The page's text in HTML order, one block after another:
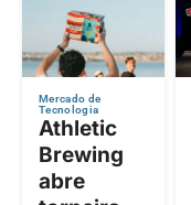
Mercado de
Tecnologia
Athletic
Brewing
abre